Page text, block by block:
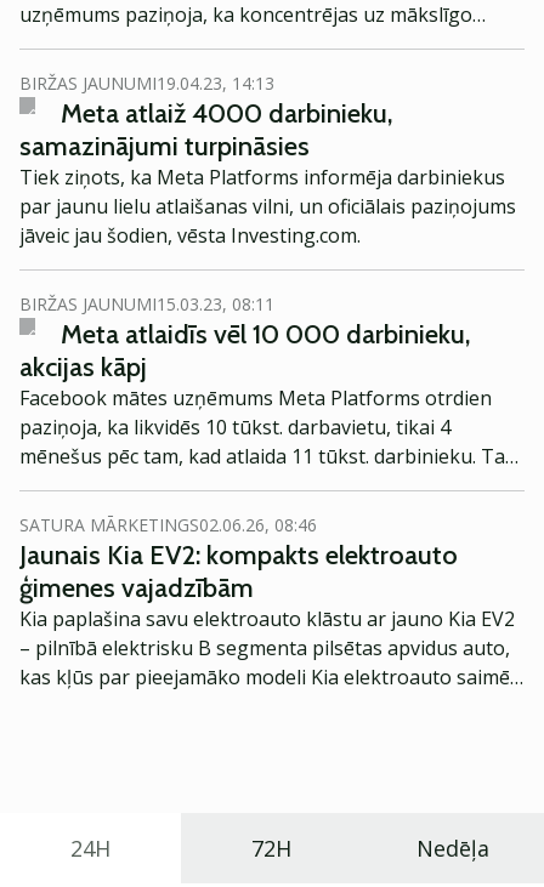
uzņēmums paziņoja, ka koncentrējas uz mākslīgo
intelektu un izmaksu samazināšanu. Šīs ziņas
uzmundrināja investorus, kuru entuziasms jau ir
palīdzējis sociālo mediju lielvarai 2023. gadā gandrīz
dubultot vērtību.
BIRŽAS JAUNUMI19.04.23, 14:13
Meta atlaiž 4000 darbinieku,
samazinājumi turpināsies
Tiek ziņots, ka Meta Platforms informēja darbiniekus
par jaunu lielu atlaišanas vilni, un oficiālais paziņojums
jāveic jau šodien, vēsta Investing.com.
BIRŽAS JAUNUMI15.03.23, 08:11
Meta atlaidīs vēl 10 000 darbinieku,
akcijas kāpj
Facebook mātes uzņēmums Meta Platforms otrdien
paziņoja, ka likvidēs 10 tūkst. darbavietu, tikai 4
mēnešus pēc tam, kad atlaida 11 tūkst. darbinieku. Tas
ir pirmais Big Tech uzņēmums, kas paziņoja par otro
masveida atlaišanas kārtu, vēsta Reuters.
SATURA MĀRKETINGS02.06.26, 08:46
Jaunais Kia EV2: kompakts elektroauto
ģimenes vajadzībām
Kia paplašina savu elektroauto klāstu ar jauno Kia EV2
– pilnībā elektrisku B segmenta pilsētas apvidus auto,
kas kļūs par pieejamāko modeli Kia elektroauto saimē
24H 72H Nedēļa